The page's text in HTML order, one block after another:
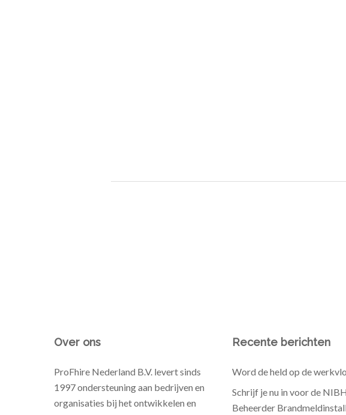
Over ons
ProFhire Nederland B.V. levert sinds
1997 ondersteuning aan bedrijven en
organisaties bij het ontwikkelen en
Recente berichten
Word de held op de
Schrijf je nu in voor de
Beheerder